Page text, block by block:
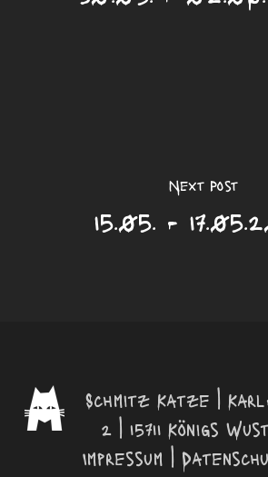
Next Post
15.05. -
Schmitz Katze |
2 | 15711 Königs
Impressum |